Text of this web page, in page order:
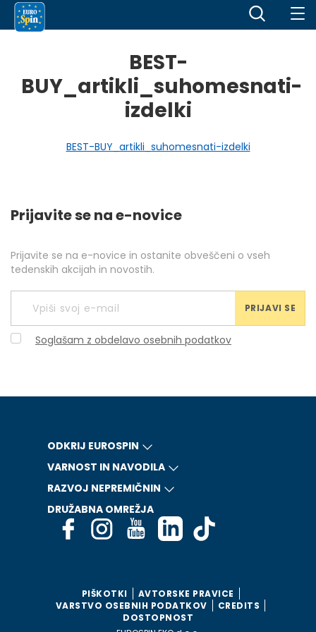
BEST-
BUY_artikli_suhomesnati-
izdelki
BEST-BUY_artikli_suhomesnati-izdelki
Prijavite se na e-novice
Prijavite se na e-novice in ostanite obveščeni o vseh
tedenskih akcijah in novostih.
PRIJAVI SE
Soglašam z obdelavo osebnih podatkov
ODKRIJ EUROSPIN
VARNOST IN NAVODILA
RAZVOJ NEPREMIČNIN
DRUŽABNA OMREŽJA
PIŠKOTKI
AVTORSKE PRAVICE
VARSTVO OSEBNIH PODATKOV
CREDITS
DOSTOPNOST